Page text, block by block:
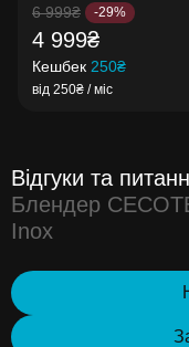
6 999₴ -29%
4 999₴
Кешбек 250₴
від 250₴ / міс
Відгуки та
Блендер
Inox